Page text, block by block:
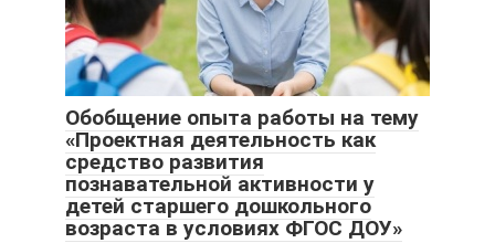
Обобщение опыта работы на тему
«Проектная деятельность как
средство развития
познавательной активности у
детей старшего дошкольного
возраста в условиях ФГОС ДОУ»